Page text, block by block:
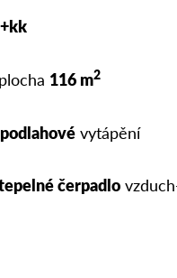
116 m2
podlahovévytápění
čerpadlo